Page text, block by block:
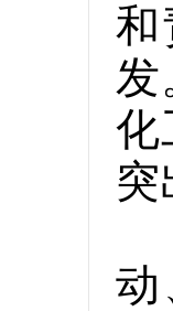
和
发
化
突
动